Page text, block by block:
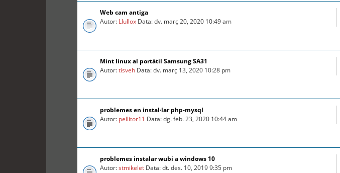
Web cam antiga
Autor: Llullox Data: dv. març 20, 2020 10:49 am
Mint linux al portàtil Samsung SA31
Autor:tisveh Data: dv. març 13, 2020 10:28 pm
problemes en instal·lar php-mysql
Autor: pellitor11 Data: dg. feb. 23, 2020 10:44 am
problemes instalar wubi a windows 10
Autor:stmikelet Data: dt. des. 10, 2019 9:35 pm